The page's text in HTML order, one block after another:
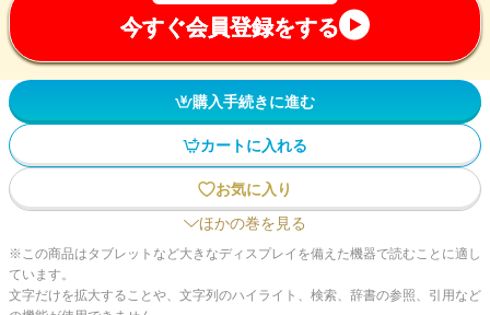
今すぐ会員登録をする
購入手続きに進む
カートに入れる
お気に入り
ほかの巻を見る
※この商品はタブレットなど大きなディスプレイを備えた機器で読むことに適し
ています。
文字だけを拡大することや、文字列のハイライト、検索、辞書の参照、引用など